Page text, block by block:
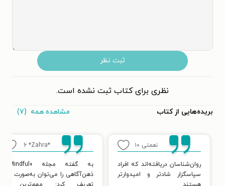
ثبت نظر
نظری برای کتاب ثبت نشده است.
بریده‌هایی از کتاب مشاهده همه (۷)
نعمتی ۱۰
روان‌شناسان دریافته‌اند که افراد
سپاسگزار شادتر و امیدوارتر
*Zahra* ۶
ذهن‌آگاهی را می‌توان به‌صورت زیر